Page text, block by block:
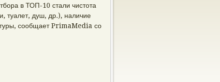
в ТОП-10 стали чистота
туалет, душ, др.), наличие
сообщает PrimaMedia со